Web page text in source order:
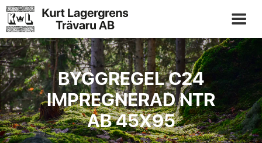
BYGGREGEL C24
IMPREGNERAD NTR
AB 45X95